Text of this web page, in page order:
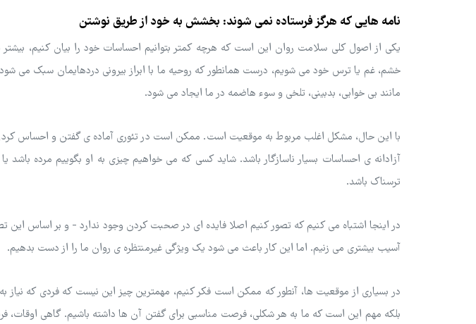
نامه هایی که هرگز فرستاده نمی شوند: بخشش به خود از طریق نوشتن
یکی از اصول کلی سلامت روان این است که هرچه کمتر بتوانیم احساسات خود را بیان کنیم،
خشم، غم یا ترس خود می شویم، درست همانطور که روحیه ما با ابراز بیرونی دردهایمان سبک می
مانند بی خوابی، بدبینی، تلخی و سوء هاضمه در ما ایجاد می شود.
با این حال، مشکل اغلب مربوط به موقعیت است. ممکن است در تئوری آماده ی گفتن و احساس کردن
آزادانه ی احساسات بسیار ناسازگار باشد. شاید کسی که می خواهیم چیزی به او بگوییم مرده باشد
ترسناک باشد.
در اینجا اشتباه می کنیم که تصور کنیم اصلا فایده ای در صحبت کردن وجود ندارد - و بر اساس
آسیب بیشتری می زنیم. اما این کار باعث می شود یک ویژگی غیرمنتظره ی روان ما را از دست بدهیم.
در بسیاری از موقعیت ها، آنطور که ممکن است فکر کنیم، مهمترین چیز این نیست که فردی که نیاز
بلکه مهم این است که ما به هر شکلی، فرصت مناسبی برای گفتن آن ها داشته باشیم. گاهی اوقات،